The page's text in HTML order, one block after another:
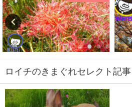
ロイチのきまぐれセレクト記事